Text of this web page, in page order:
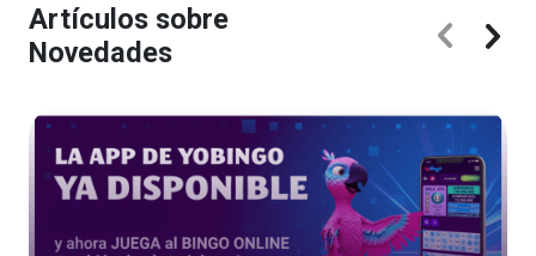
Artículos sobre
Novedades